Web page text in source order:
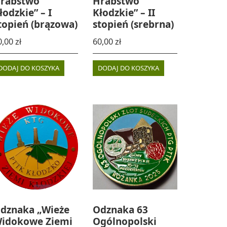
– I
(brązowa)
zł
DO KOSZYKA
Kłodzkie” – II
stopień (srebrna)
60,00zł
DODAJ DO KOSZYKA
„Wieże
Ziemi
Odznaka 63
Ogólnopolski